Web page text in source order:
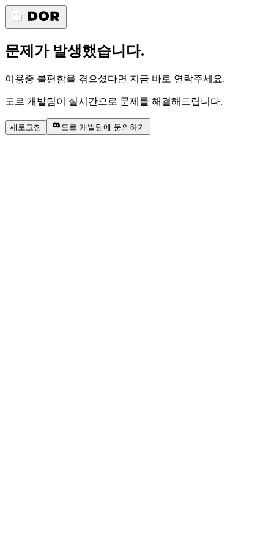
문제가 발생했습니다.
이용중 불편함을 겪으셨다면 지금 바로 연락주세요.
도르 개발팀이 실시간으로 문제를 해결해드립니다.
새로고침 도르 개발팀에 문의하기